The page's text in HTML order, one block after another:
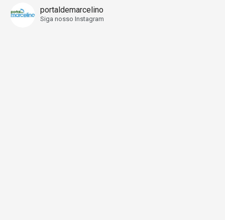
portaldemarcelino
Siga nosso Instagram